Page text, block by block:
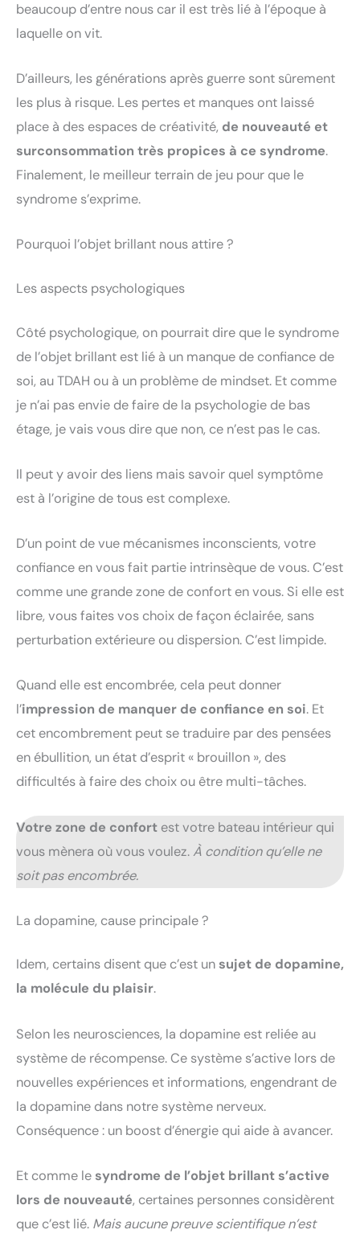
beaucoup d’entre nous car il est très lié à l’époque à
laquelle on vit.
D’ailleurs, les générations après guerre sont sûrement
les plus à risque. Les pertes et manques ont laissé
place à des espaces de créativité, de nouveauté et
surconsommation très propices à ce syndrome.
Finalement, le meilleur terrain de jeu pour que le
syndrome s’exprime.
Pourquoi l’objet brillant nous attire ?
Les aspects psychologiques
Côté psychologique, on pourrait dire que le syndrome
de l’objet brillant est lié à un manque de confiance de
soi, au TDAH ou à un problème de mindset. Et comme
je n’ai pas envie de faire de la psychologie de bas
étage, je vais vous dire que non, ce n’est pas le cas.
Il peut y avoir des liens mais savoir quel symptôme
est à l’origine de tous est complexe.
D’un point de vue mécanismes inconscients, votre
confiance en vous fait partie intrinsèque de vous. C’est
comme une grande zone de confort en vous. Si elle est
libre, vous faites vos choix de façon éclairée, sans
perturbation extérieure ou dispersion. C’est limpide.
Quand elle est encombrée, cela peut donner
l’impression de manquer de confiance en soi. Et
cet encombrement peut se traduire par des pensées
en ébullition, un état d’esprit « brouillon », des
difficultés à faire des choix ou être multi-tâches.
Votre zone de confort est votre bateau intérieur qui
vous mènera où vous voulez. À condition qu’elle ne
soit pas encombrée.
La dopamine, cause principale ?
Idem, certains disent que c’est un sujet de dopamine,
la molécule du plaisir.
Selon les neurosciences, la dopamine est reliée au
système de récompense. Ce système s’active lors de
nouvelles expériences et informations, engendrant de
la dopamine dans notre système nerveux.
Conséquence : un boost d’énergie qui aide à avancer.
Et comme le syndrome de l’objet brillant s’active
lors de nouveauté, certaines personnes considèrent
que c’est lié. Mais aucune preuve scientifique n’est